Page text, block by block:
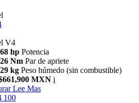
V4
hp Potencia
Nm Par de apriete
kg Peso húmedo (sin combustible)
MXN i
Lee Mas
100